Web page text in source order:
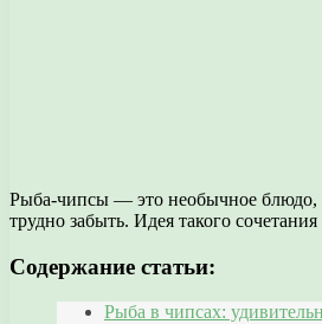
Рыба-чипсы — это необычное блюдо,
трудно забыть. Идея такого
Содержание статьи:
Рыба в чипсах: